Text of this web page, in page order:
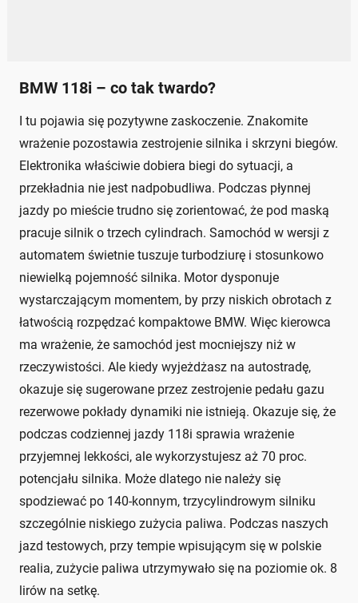
BMW 118i – co tak twardo?
I tu pojawia się pozytywne zaskoczenie. Znakomite
wrażenie pozostawia zestrojenie silnika i skrzyni biegów.
Elektronika właściwie dobiera biegi do sytuacji, a
przekładnia nie jest nadpobudliwa. Podczas płynnej
jazdy po mieście trudno się zorientować, że pod maską
pracuje silnik o trzech cylindrach. Samochód w wersji z
automatem świetnie tuszuje turbodziurę i stosunkowo
niewielką pojemność silnika. Motor dysponuje
wystarczającym momentem, by przy niskich obrotach z
łatwością rozpędzać kompaktowe BMW. Więc kierowca
ma wrażenie, że samochód jest mocniejszy niż w
rzeczywistości. Ale kiedy wyjeżdżasz na autostradę,
okazuje się sugerowane przez zestrojenie pedału gazu
rezerwowe pokłady dynamiki nie istnieją. Okazuje się, że
podczas codziennej jazdy 118i sprawia wrażenie
przyjemnej lekkości, ale wykorzystujesz aż 70 proc.
potencjału silnika. Może dlatego nie należy się
spodziewać po 140-konnym, trzycylindrowym silniku
szczególnie niskiego zużycia paliwa. Podczas naszych
jazd testowych, przy tempie wpisującym się w polskie
realia, zużycie paliwa utrzymywało się na poziomie ok. 8
lirów na setkę.